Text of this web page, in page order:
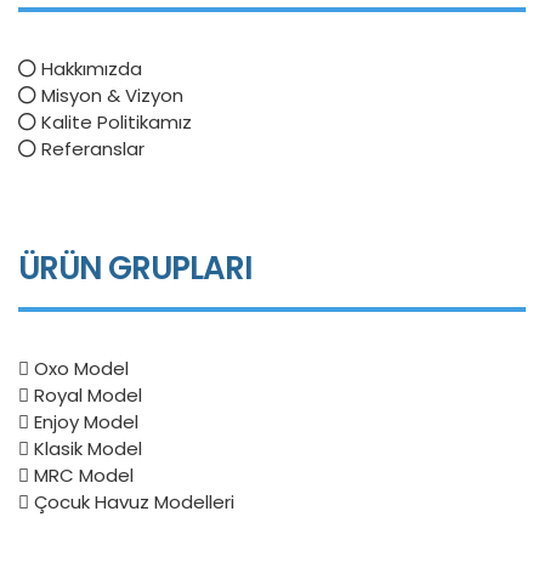
Hakkımızda
Misyon & Vizyon
Kalite Politikamız
Referanslar
ÜRÜN GRUPLARI
Oxo Model
Royal Model
Enjoy Model
Klasik Model
MRC Model
Çocuk Havuz Modelleri